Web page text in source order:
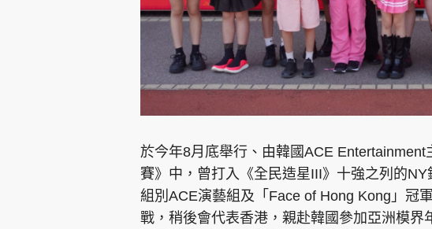
集團旗下品牌
東周刊 cazbuyer 東Touch PCM 電腦廣場
Oh!爸媽 JobMarket 頭條搵工 EDUPLUS
於今年8月底舉行、由韓國ACE
賽》中，曾打入《全民造星III》十強之列的
組別ACE演藝組及「Face of Hong Kong」冠
戰，稍後會代表香港，親赴韓國參加亞洲模界